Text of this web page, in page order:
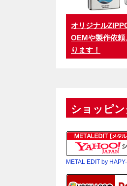
オリジナル
OEMや製作依
ります！
ショッピ
METAL EDIT by